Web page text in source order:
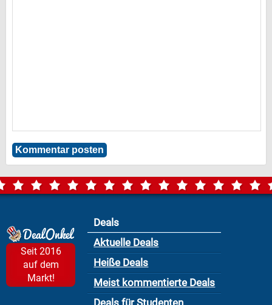
Seit 2016
auf dem
Markt!
Deals
Aktuelle Deals
Heiße Deals
Meist kommentierte Deals
Deals für Studenten